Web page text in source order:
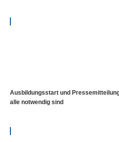
Ausbildungsstart und
alle notwendig sind